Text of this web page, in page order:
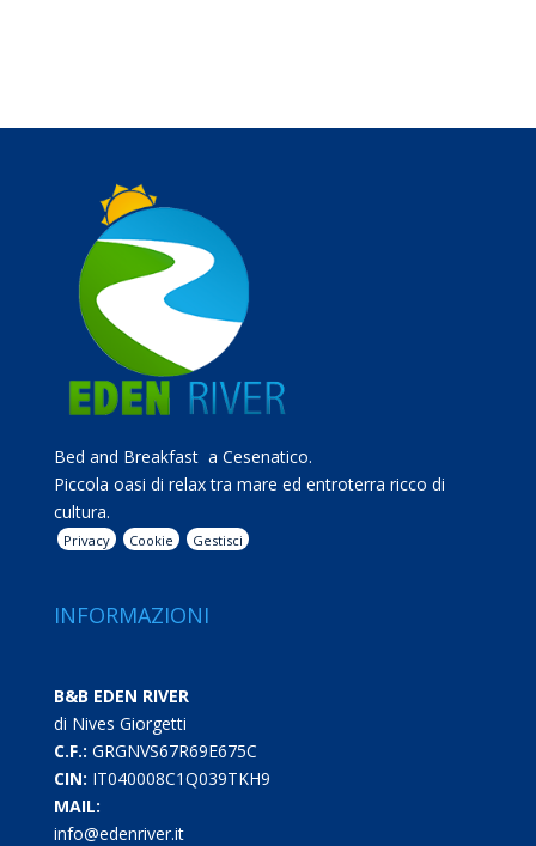
Bed and Breakfast a Cesenatico.
Piccola oasi di relax tra mare ed entroterra ricco di
cultura.
Privacy Cookie Gestisci
INFORMAZIONI
B&B EDEN RIVER
di Nives Giorgetti
C.F.: GRGNVS67R69E675C
CIN: IT040008C1Q039TKH9
MAIL:
info@edenriver.it